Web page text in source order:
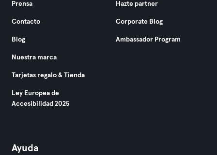
Prensa
Contacto
Blog
Nuestra marca
Tarjetas regalo & Tienda
Ley Europea de
Accesibilidad 2025
Hazte partner
Corporate Blog
Ambassador Program
Ayuda